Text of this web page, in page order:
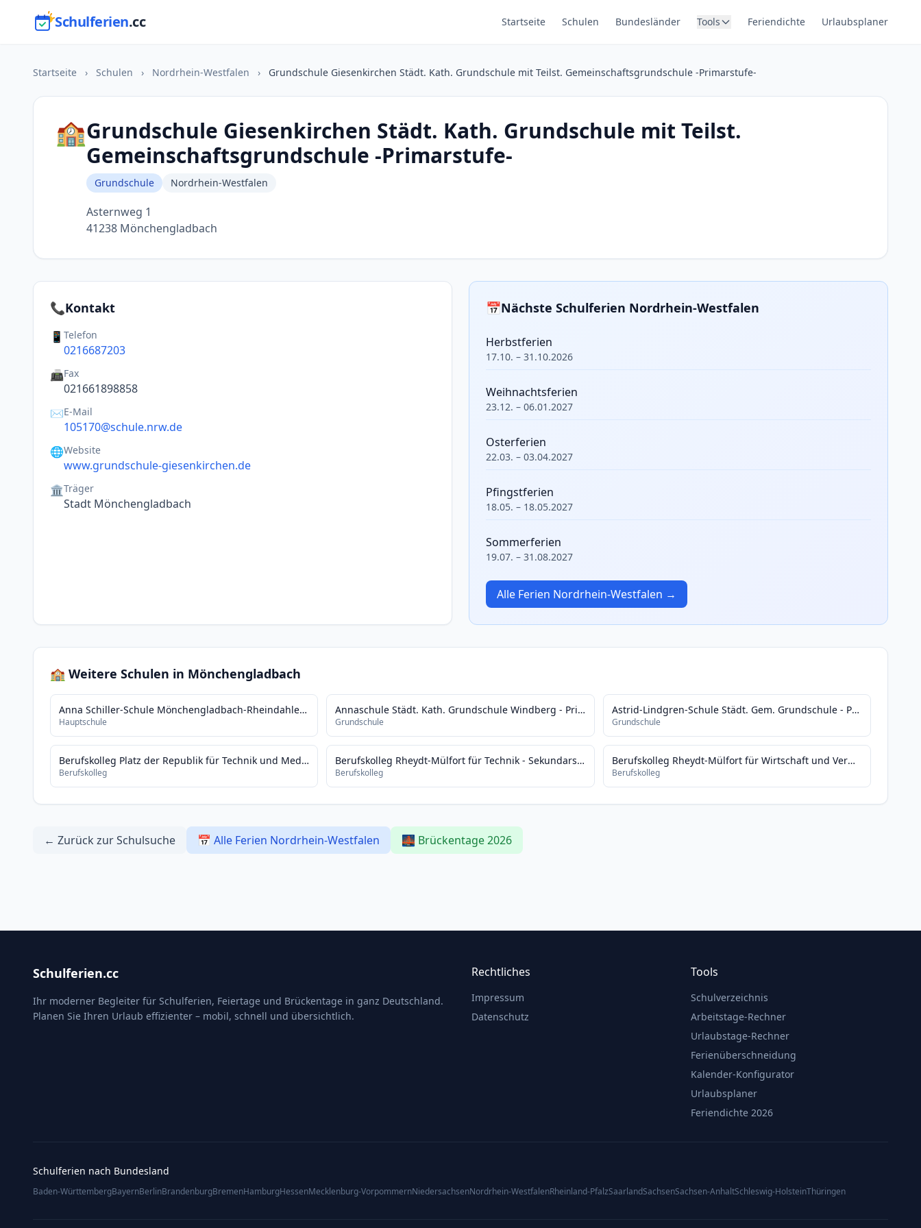
Schulferien.cc Startseite Schulen Bundesländer Tools Feriendichte Urlaubsplaner
Startseite › Schulen › Nordrhein-Westfalen › Grundschule Giesenkirchen Städt. Kath. Grundschule mit Teilst. Gemeinschaftsgrundschule -Primarstufe-
🏫Grundschule Giesenkirchen Städt. Kath. Grundschule mit Teilst.
Gemeinschaftsgrundschule -Primarstufe-
Grundschule Nordrhein-Westfalen
Asternweg 1
41238 Mönchengladbach
📞Kontakt
📱 Telefon
0216687203
📠Fax
021661898858
✉️E-Mail
105170@schule.nrw.de
🌐Website
www.grundschule-giesenkirchen.de
🏛️Träger
Stadt Mönchengladbach
📅Nächste Schulferien Nordrhein-Westfalen
Herbstferien
17.10. – 31.10.2026
Weihnachtsferien
23.12. – 06.01.2027
Osterferien
22.03. – 03.04.2027
Pfingstferien
18.05. – 18.05.2027
Sommerferien
19.07. – 31.08.2027
Alle Ferien Nordrhein-Westfalen →
🏫 Weitere Schulen in Mönchengladbach
Anna Schiller-Schule Mönchengladbach-Rheindahlen -Sek.I- Kath. Hauptschule d.St. Mönchengladbach
Hauptschule
Annaschule Städt. Kath. Grundschule Windberg - Primarstufe -
Grundschule
Astrid-Lindgren-Schule Städt. Gem. Grundschule - Primarstufe -
Grundschule
Berufskolleg Platz der Republik für Technik und Medien - Sekundarstufe II -
Berufskolleg
Berufskolleg Rheydt-Mülfort für Technik - Sekundarstufe II -
Berufskolleg
Berufskolleg Rheydt-Mülfort für Wirtschaft und Verwaltung - Sekundarstufe II -
Berufskolleg
← Zurück zur Schulsuche 📅 Alle Ferien Nordrhein-Westfalen 🌉 Brückentage 2026
Schulferien.cc
Ihr moderner Begleiter für Schulferien, Feiertage und Brückentage in ganz Deutschland.
Planen Sie Ihren Urlaub effizienter – mobil, schnell und übersichtlich.
Rechtliches
Impressum
Datenschutz
Tools
Schulverzeichnis
Arbeitstage-Rechner
Urlaubstage-Rechner
Ferienüberschneidung
Kalender-Konfigurator
Urlaubsplaner
Feriendichte 2026
Schulferien nach Bundesland
Baden-WürttembergBayernBerlinBrandenburgBremenHamburgHessenMecklenburg-VorpommernNiedersachsenNordrhein-WestfalenRheinland-PfalzSaarlandSachsenSachsen-AnhaltSchleswig-HolsteinThüringen